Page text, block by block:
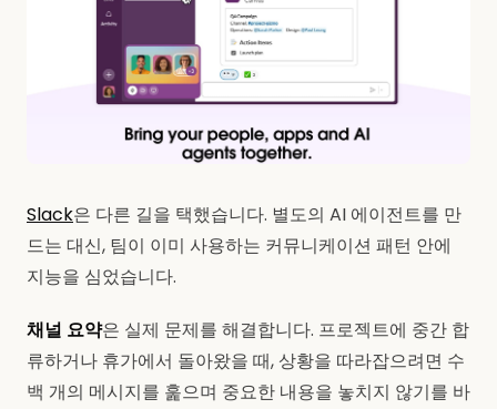
Slack은 다른 길을 택했습니다. 별도의 AI 에이전트를 만
드는 대신, 팀이 이미 사용하는 커뮤니케이션 패턴 안에
지능을 심었습니다.
채널 요약은 실제 문제를 해결합니다. 프로젝트에 중간 합
류하거나 휴가에서 돌아왔을 때, 상황을 따라잡으려면 수
백 개의 메시지를 훑으며 중요한 내용을 놓치지 않기를 바